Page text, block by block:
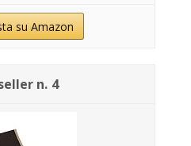
su Amazon
4